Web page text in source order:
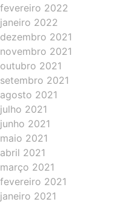
fevereiro 2022
janeiro 2022
dezembro 2021
novembro 2021
outubro 2021
setembro 2021
agosto 2021
julho 2021
junho 2021
maio 2021
abril 2021
março 2021
fevereiro 2021
janeiro 2021